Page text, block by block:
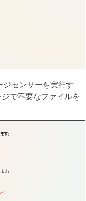
ジセンサーを実行す
で不要なファイルを